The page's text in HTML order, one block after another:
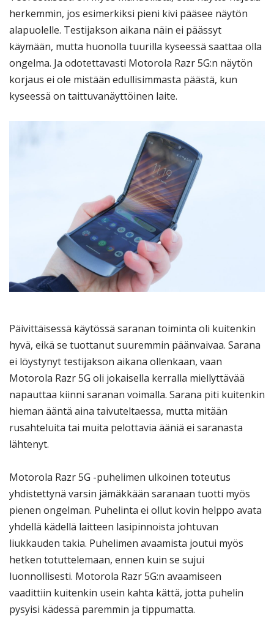
herkemmin, jos esimerkiksi pieni kivi pääsee näytön
alapuolelle. Testijakson aikana näin ei päässyt
käymään, mutta huonolla tuurilla kyseessä saattaa olla
ongelma. Ja odotettavasti Motorola Razr 5G:n näytön
korjaus ei ole mistään edullisimmasta päästä, kun
kyseessä on taittuvanäyttöinen laite.
Päivittäisessä käytössä saranan toiminta oli kuitenkin
hyvä, eikä se tuottanut suuremmin päänvaivaa. Sarana
ei löystynyt testijakson aikana ollenkaan, vaan
Motorola Razr 5G oli jokaisella kerralla miellyttävää
napauttaa kiinni saranan voimalla. Sarana piti kuitenkin
hieman ääntä aina taivuteltaessa, mutta mitään
rusahteluita tai muita pelottavia ääniä ei saranasta
lähtenyt.
Motorola Razr 5G -puhelimen ulkoinen toteutus
yhdistettynä varsin jämäkkään saranaan tuotti myös
pienen ongelman. Puhelinta ei ollut kovin helppo avata
yhdellä kädellä laitteen lasipinnoista johtuvan
liukkauden takia. Puhelimen avaamista joutui myös
hetken totuttelemaan, ennen kuin se sujui
luonnollisesti. Motorola Razr 5G:n avaamiseen
vaadittiin kuitenkin usein kahta kättä, jotta puhelin
pysyisi kädessä paremmin ja tippumatta.